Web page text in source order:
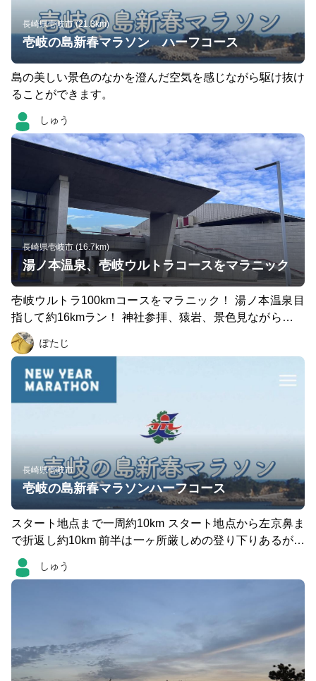
長崎県壱岐市 (21.3km)
壱岐の島新春マラソン ハーフコース
島の美しい景色のなかを澄んだ空気を感じながら駆け抜け
ることができます。
しゅう
長崎県壱岐市 (16.7km)
湯ノ本温泉、壱岐ウルトラコースをマラニック
壱岐ウルトラ100kmコースをマラニック！ 湯ノ本温泉目
指して約16kmラン！ 神社参拝、猿岩、景色見ながら坂多
いゆるラン！ 帰りのバスの時刻にご注意！2025.11.23
ぽたじ
長崎県壱岐市
壱岐の島新春マラソンハーフコース
スタート地点まで一周約10km スタート地点から左京鼻ま
で折返し約10km 前半は一ヶ所厳しめの登り下りあるがそ
れ以外はフラット 後半は登り下りが続く上に潮風で前に
なかなか進まず大変、本番（1月）は潮風で寒さもあるみ
しゅう